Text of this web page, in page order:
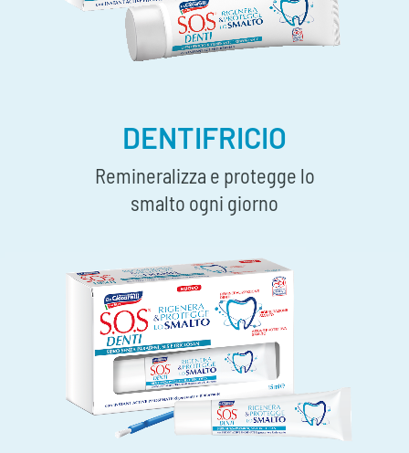
DENTIFRICIO
Remineralizza e protegge lo
smalto ogni giorno